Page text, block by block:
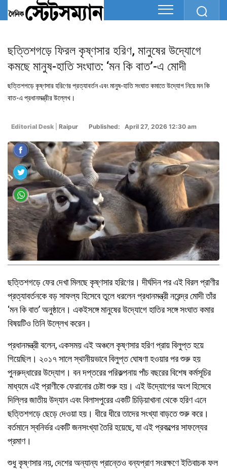
ছত্তিশগড়ে ফিরল কৃষ্ণসার হরিণ, মানুষের উদ্যোগে
কমছে মানুষ-হাতি সংঘাত: ‘মন কি বাত’-এ মোদী
ছত্তিশগড়ে কৃষ্ণসার হরিণের প্রত্যাবর্তন এবং মানুষ-হাতি সংঘাত কমাতে উদ্যোগ নিয়ে মন কি
বাত-এ প্রধানমন্ত্রীর উল্লেখ।
Editorial Desk Raipur Published: April 27, 2026 12:30 am
ছত্তিশগড়ে ফের দেখা মিলছে কৃষ্ণসার হরিণের। দীর্ঘদিন পর এই বিরল প্রাণীর
প্রত্যাবর্তনকে বড় সাফল্য হিসেবে তুলে ধরলেন প্রধানমন্ত্রী নরেন্দ্র মোদী তাঁর
‘মন কি বাত’ অনুষ্ঠানে। একইসঙ্গে মানুষের উদ্যোগে হাতির সঙ্গে সংঘাত কমার
বিষয়টিও তিনি উল্লেখ করেন।
প্রধানমন্ত্রী বলেন, একসময় এই অঞ্চলে কৃষ্ণসার হরিণ প্রায় বিলুপ্ত হয়ে
গিয়েছিল। ২০১৭ সালে স্থানীয়ভাবে বিলুপ্ত ঘোষণা হওয়ার পর শুরু হয়
পুনরুদ্ধারের উদ্যোগ। বন দপ্তরের পরিকল্পনায় পাঁচ বছরের বিশেষ কর্মসূচির
মাধ্যমে এই প্রাণীকে ফেরানোর চেষ্টা শুরু হয়। এই উদ্যোগের অংশ হিসেবে
দিল্লির জাতীয় উদ্যান এবং বিলাসপুরের একটি চিড়িয়াখানা থেকে হরিণ এনে
ছত্তিশগড়ে ছেড়ে দেওয়া হয়। ধীরে ধীরে তাদের সংখ্যা বাড়তে শুরু করে।
বর্তমানে স্বনির্ভর একটি জনসংখ্যা তৈরি হয়েছে, যা এই প্রকল্পের সাফল্যের
প্রমাণ।
শুধু কৃষ্ণসার নয়, দেশের অন্যান্য প্রান্তেও বন্যপ্রাণ সংরক্ষণে ইতিবাচক ফল